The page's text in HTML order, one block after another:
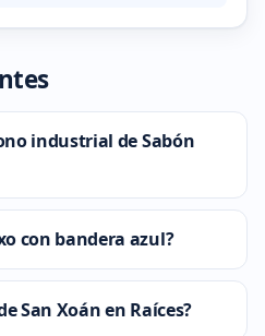
industrial de Sabón
con bandera azul?
San Xoán en Raíces?